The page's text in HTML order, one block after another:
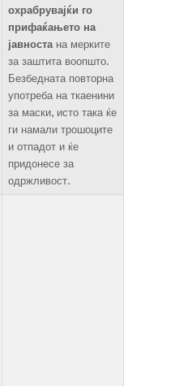
охрабрувајќи го
прифаќањето на
јавностана мерките
за заштита воопшто.
Безбедната повторна
употреба на ткаенини
за маски, исто така ќе
ги намали трошоците
и отпадот и ќе
придонесе за
одржливост.